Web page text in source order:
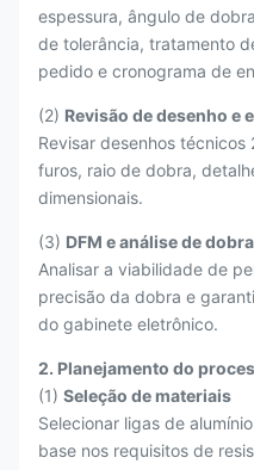
espessura, ângulo de
de tolerância, tratamento
pedido e cronograma de
(2) Revisão de desenho e
Revisar desenhos
furos, raio de dobra,
dimensionais.
(3) DFM e análise de dobra
Analisar a viabilidade de
precisão da dobra e
do gabinete eletrônico.
2. Planejamento do
(1) Seleção de materiais
Selecionar ligas de
base nos requisitos de